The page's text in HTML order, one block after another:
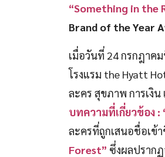
“Something in the
Brand of the Year
เมื่อวันที่ 24 กรกฎาค
โรงแรม the Hyatt
ละคร สุขภาพ การเงิ
บทความที่เกี่ยวข้อง :
ละครที่ถูกเสนอชื่อเข้
Forest” ซึ่งผลปราก